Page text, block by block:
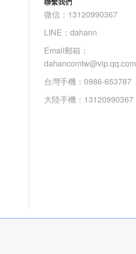
微信：13120990367
LINE：dahann
Email郵箱：
dahancomtw@vip.qq.com
台灣手機：0986-653787
大陸手機：13120990367